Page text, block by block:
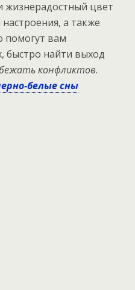
жизнерадостный цвет
а также
помогут вам
быстро найти выход
конфликтов.
белые сны